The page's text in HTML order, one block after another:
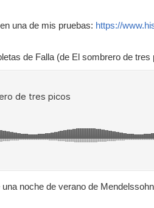
una de mis pruebas: https://
de Falla (de El sombrero de tres
noche de verano de